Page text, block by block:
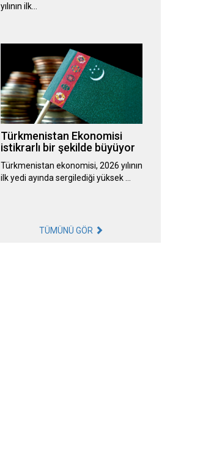
yılının ilk…
Türkmenistan Ekonomisi
istikrarlı bir şekilde büyüyor
Türkmenistan ekonomisi, 2026 yılının
ilk yedi ayında sergilediği yüksek …
TÜMÜNÜ GÖR